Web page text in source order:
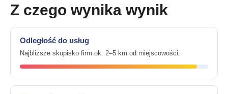
Z czego wynika wynik
Odległość do usług
Najbliższe skupisko firm ok. 2–5 km od miejscowości.